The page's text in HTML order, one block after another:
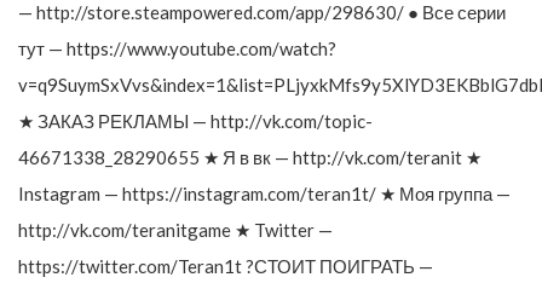
— http://store.steampowered.com/app/298630/ ● Все серии
тут — https://www.youtube.com/watch?
★ ЗАКАЗ РЕКЛАМЫ — http://vk.com/topic-
46671338_28290655 ★ Я в вк — http://vk.com/teranit ★
Instagram — https://instagram.com/teran1t/ ★ Моя группа —
http://vk.com/teranitgame ★ Twitter —
https://twitter.com/Teran1t ?СТОИТ ПОИГРАТЬ —